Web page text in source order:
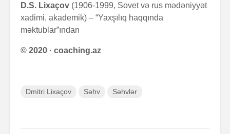
D.S. Lixaçov (1906-1999, Sovet və rus mədəniyyət
xadimi, akademik) – “Yaxşılıq haqqında
məktublar”ından
© 2020 · coaching.az
Dmitri Lixaçov Səhv Səhvlər